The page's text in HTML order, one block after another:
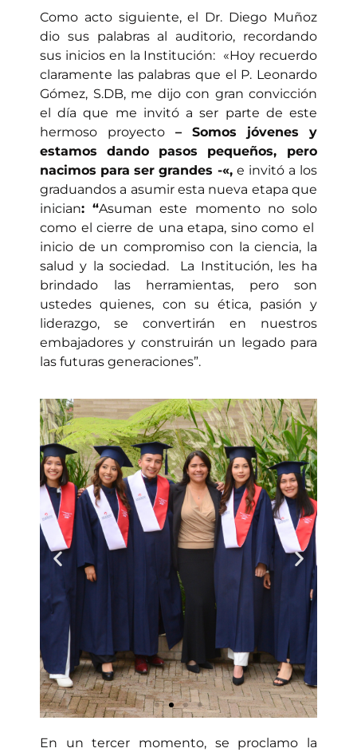
Como acto siguiente, el Dr. Diego Muñoz
dio sus palabras al auditorio, recordando
sus inicios en la Institución: «Hoy recuerdo
claramente las palabras que el P. Leonardo
Gómez, S.DB, me dijo con gran convicción
el día que me invitó a ser parte de este
hermoso
proyecto – Somos jóvenes
y
estamos
dando
pasos pequeños, pero
nacimos para ser grandes -«,e invitó a los
graduandos a asumir esta nueva etapa que
inician: “Asuman este momento no solo
como el cierre de una etapa, sino como el
inicio de un compromiso con la ciencia, la
salud y la sociedad. La Institución, les ha
brindado las herramientas, pero son
ustedes quienes, con su ética, pasión y
liderazgo, se
convertirán
en nuestros
embajadores y construirán un legado para
las futuras generaciones”.
En un tercer momento, se proclamo la